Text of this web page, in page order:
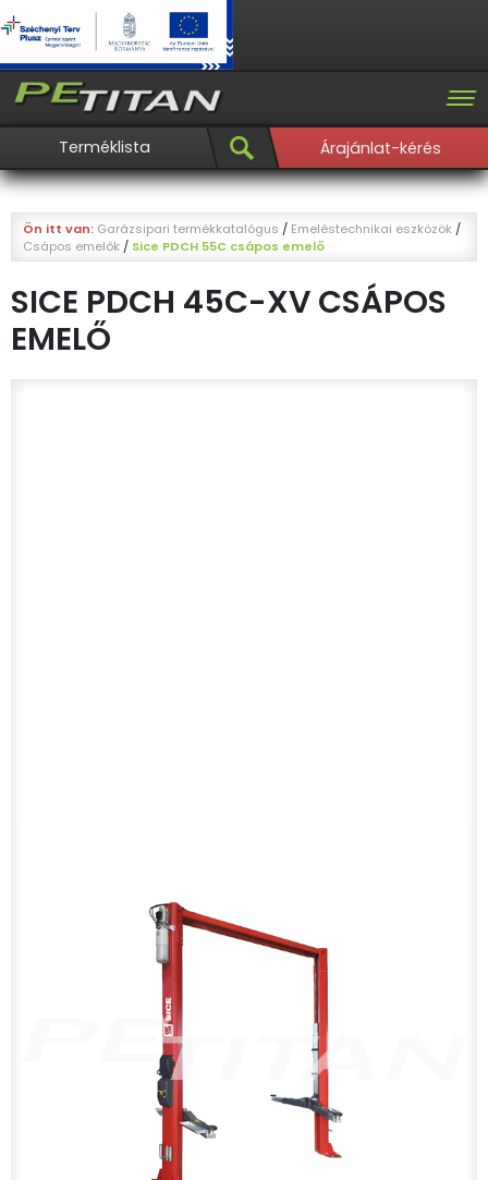
Terméklista Árajánlat-kérés
Ön itt van: Garázsipari termékkatalógus / Emeléstechnikai eszközök /
Csápos emelők / Sice PDCH 55C csápos emelő
SICE PDCH 45C-XV CSÁPOS
EMELŐ